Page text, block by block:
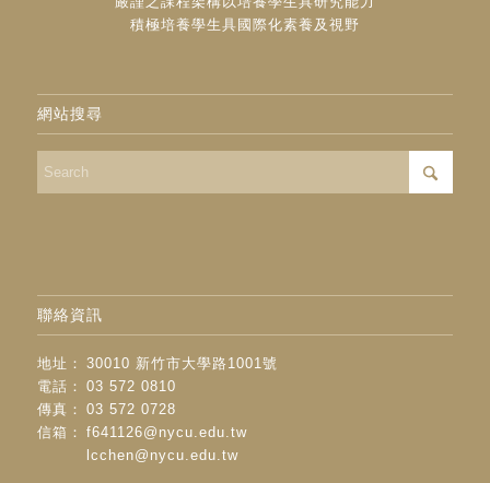
積極培養學生具國際化素養及視野
網站搜尋
聯絡資訊
地址：
30010 新竹市大學路1001號
電話：
03 572 0810
傳真：
03 572 0728
信箱：
f641126@nycu.edu.tw
lcchen@nycu.edu.tw